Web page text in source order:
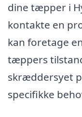
dine tæpper i
kontakte en
kan foretage
tæppers
skræddersyet
specifikke